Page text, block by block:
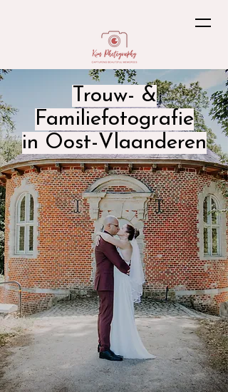
Trouw- &
Familiefotografie
in Oost-Vlaanderen